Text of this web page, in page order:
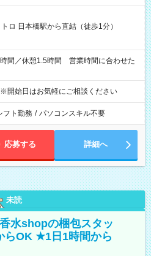
ロ 日本橋駅から直結（徒歩1分）
開始日はお気軽にご相談ください
フト勤務 / パソコンスキル不要
応募する 詳細へ
未読
水shopの梱包スタッ
OK ★1日1時間から